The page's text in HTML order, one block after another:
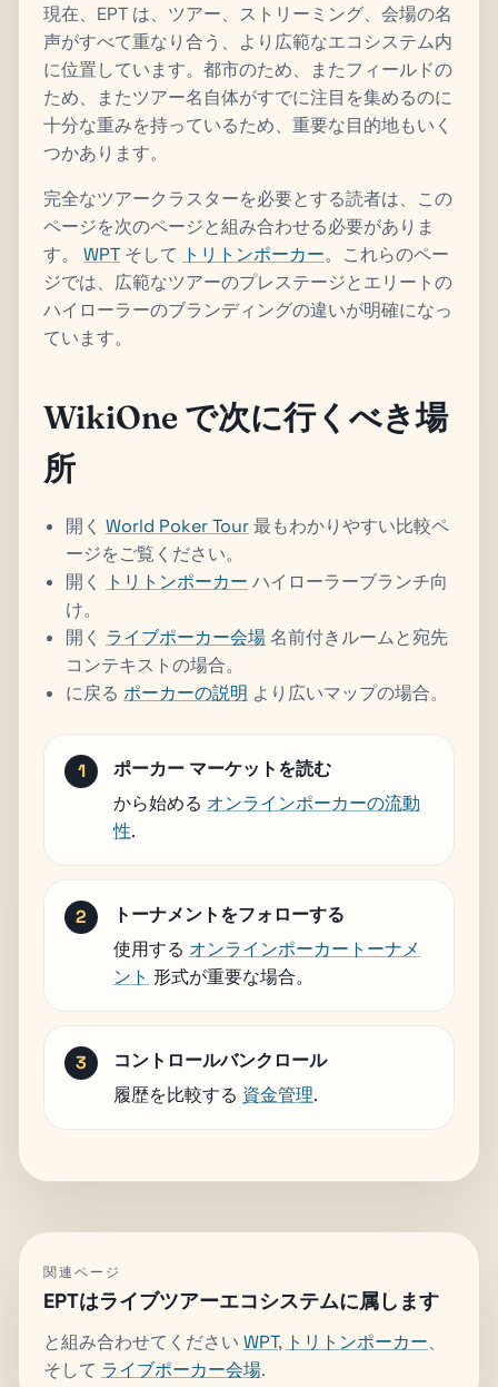
現在、EPT は、ツアー、ストリーミング、会場の名
声がすべて重なり合う、より広範なエコシステム内
に位置しています。都市のため、またフィールドの
ため、またツアー名自体がすでに注目を集めるのに
十分な重みを持っているため、重要な目的地もいく
つかあります。
完全なツアークラスターを必要とする読者は、この
ページを次のページと組み合わせる必要がありま
す。 WPT そして トリトンポーカー。これらのペー
ジでは、広範なツアーのプレステージとエリートの
ハイローラーのブランディングの違いが明確になっ
ています。
WikiOne で次に行くべき場
所
開く World Poker Tour最もわかりやすい比較ペ
ージをご覧ください。
開く
トリトンポーカー ハイローラーブランチ向
け。
開く ライブポーカー会場名前付きルームと宛先
コンテキストの場合。
に戻る ポーカーの説明 より広いマップの場合。
ポーカー マーケットを読む
から始める オンラインポーカーの流動
性.
トーナメントをフォローする
使用する オンラインポーカートーナメ
ント 形式が重要な場合。
コントロールバンクロール
履歴を比較する 資金管理.
関連ページ
EPTはライブツアーエコシステムに属します
と組み合わせてください WPT, トリトンポーカー、
そして ライブポーカー会場.